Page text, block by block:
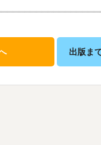
出版ま